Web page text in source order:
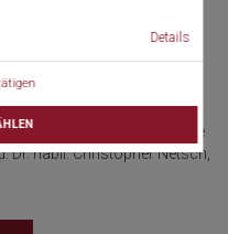
Details
Tage.
auf einen digitalen und
tiefgreifenden Einblick in die
der gutartigen
wird das Ganze am
zum Thema Endoskopische
Dr. habil. Christopher Netsch,